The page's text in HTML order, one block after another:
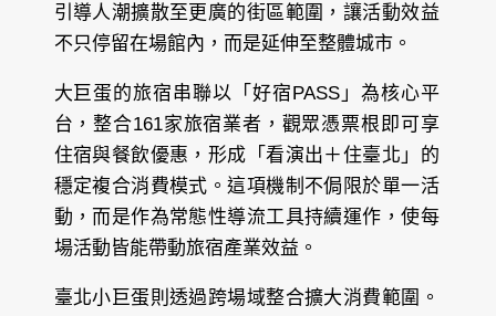
引導人潮擴散至更廣的街區範圍，讓活動效益
不只停留在場館內，而是延伸至整體城市。
大巨蛋的旅宿串聯以「好宿PASS」為核心平
台，整合161家旅宿業者，觀眾憑票根即可享
住宿與餐飲優惠，形成「看演出＋住臺北」的
穩定複合消費模式。這項機制不侷限於單一活
動，而是作為常態性導流工具持續運作，使每
場活動皆能帶動旅宿產業效益。
臺北小巨蛋則透過跨場域整合擴大消費範圍。